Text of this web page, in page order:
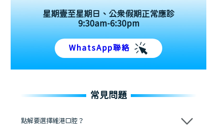
星期壹至星期日、公眾假期正常應診
9:30am-6:30pm
WhatsApp聯絡
常見問題
點解要選擇維港口腔？